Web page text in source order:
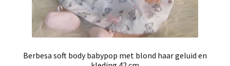
Berbesa soft body babypop met blond haar geluid en